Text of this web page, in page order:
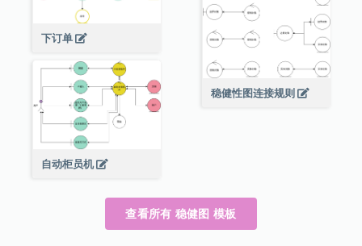
下订单
稳健性图连接规则
自动柜员机
查看所有 稳健图 模板